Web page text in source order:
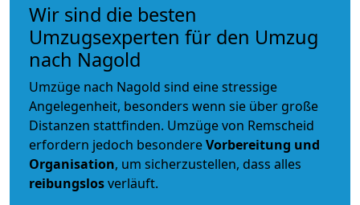
Wir sind die besten
Umzugsexperten für den Umzug
nach Nagold
Umzüge nach Nagold sind eine stressige
Angelegenheit, besonders wenn sie über große
Distanzen stattfinden. Umzüge von Remscheid
erfordern jedoch besondereVorbereitung und
Organisation, um sicherzustellen, dass alles
reibungslosverläuft.